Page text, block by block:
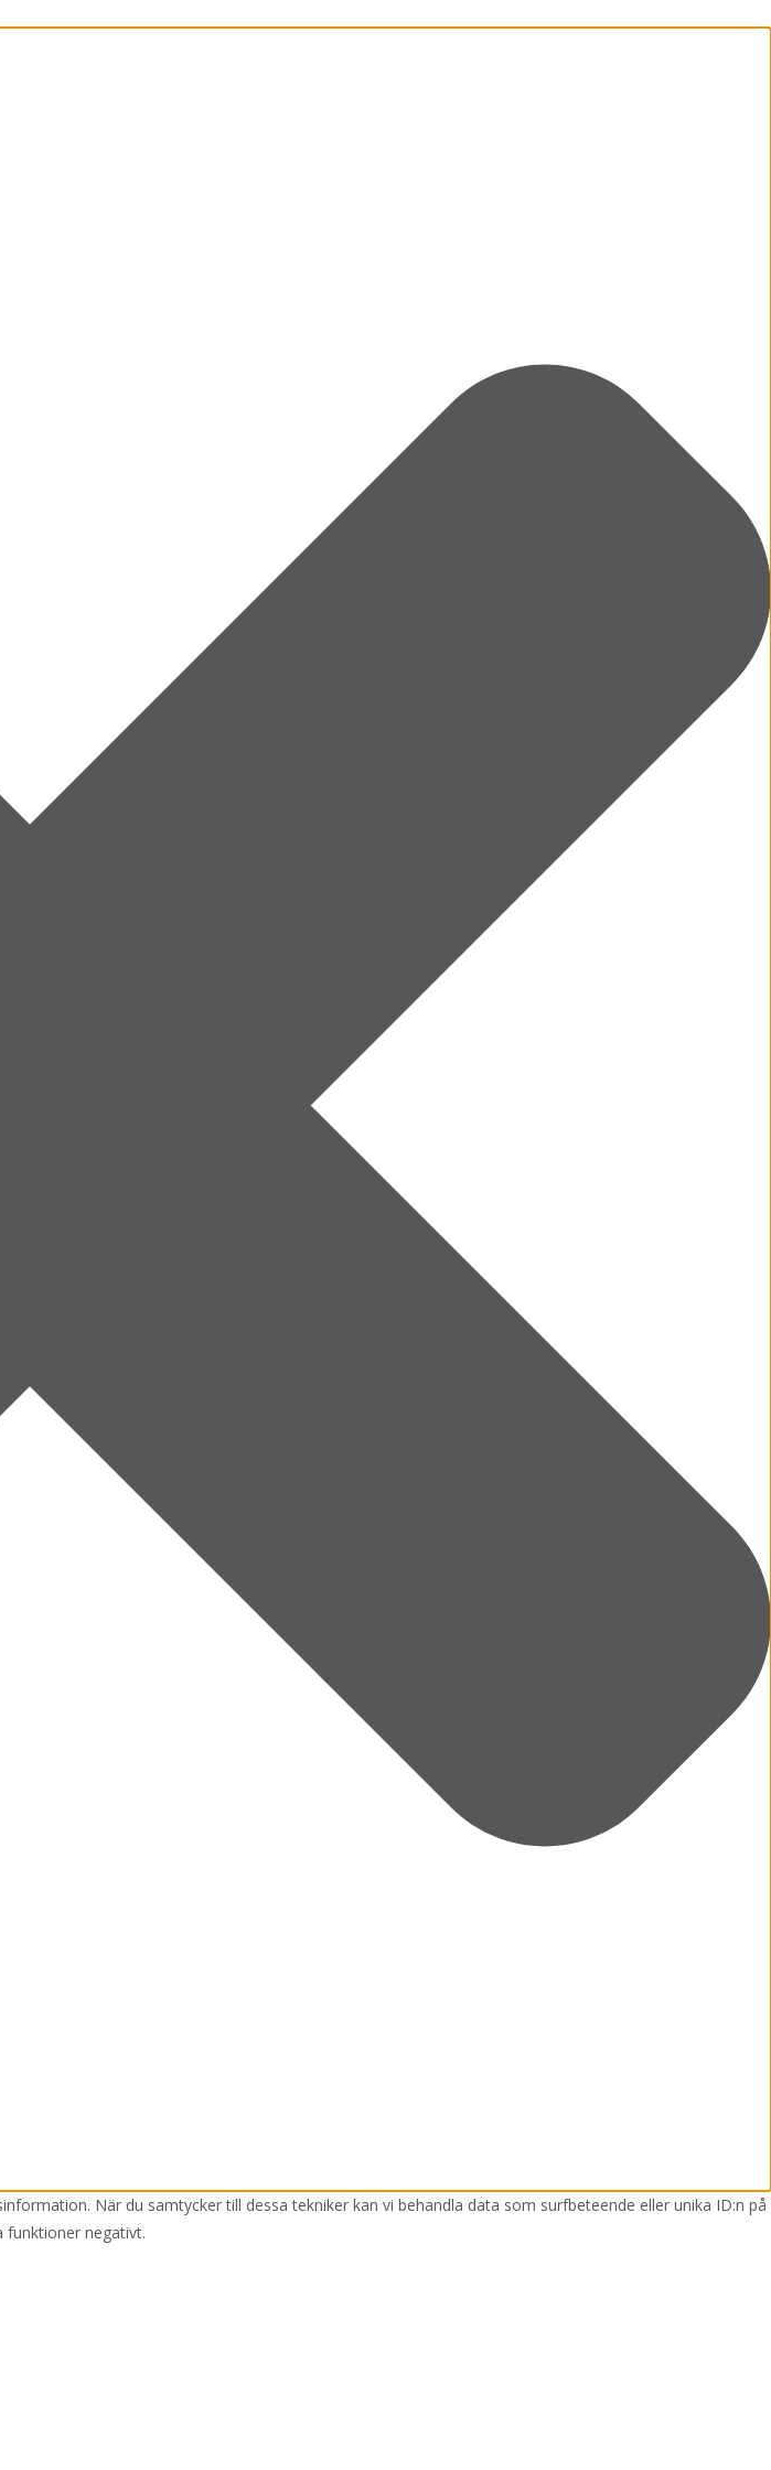
När du samtycker till dessa tekniker kan vi behandla data som surfbeteende eller unika ID:n på
funktioner negativt.